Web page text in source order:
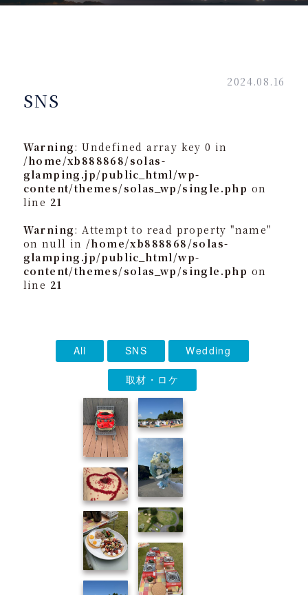
2024.08.16
SNS
Warning: Undefined array key 0 in
/home/xb888868/solas-
glamping.jp/public_html/wp-
content/themes/solas_wp/single.php on
line 21
Warning: Attempt to read property "name"
on null in /home/xb888868/solas-
glamping.jp/public_html/wp-
content/themes/solas_wp/single.php on
line 21
All SNS Wedding
取材・ロケ